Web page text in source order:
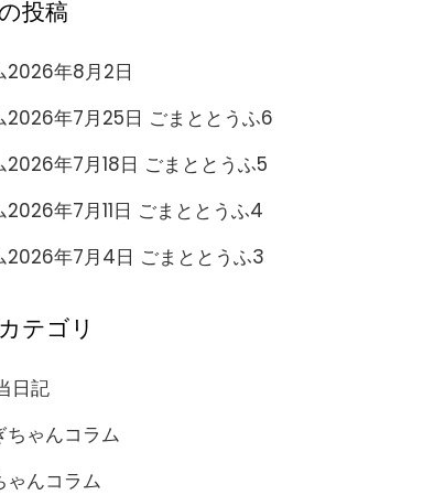
投稿
2026年8月2日
2026年7月25日 ごまととうふ6
2026年7月18日 ごまととうふ5
2026年7月11日 ごまととうふ4
2026年7月4日 ごまととうふ3
テゴリ
日記
ちゃんコラム
ゃんコラム